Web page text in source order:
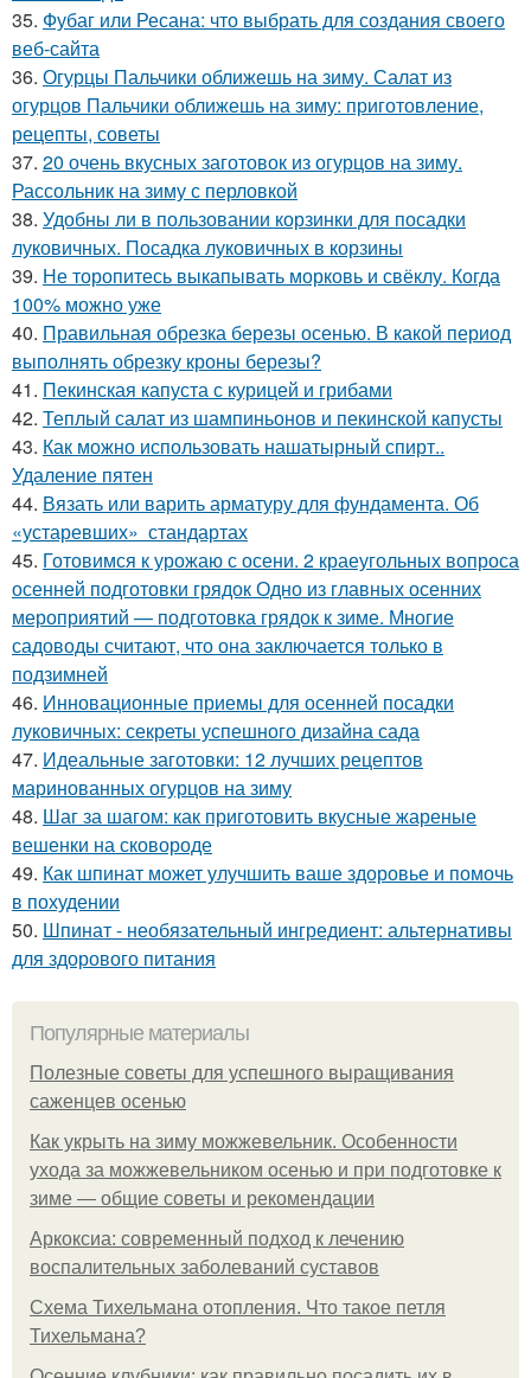
35. Фубаг или Ресана: что выбрать для создания своего
веб-сайта
36. Огурцы Пальчики оближешь на зиму. Салат из
огурцов Пальчики оближешь на зиму: приготовление,
рецепты, советы
37. 20 очень вкусных заготовок из огурцов на зиму.
Рассольник на зиму с перловкой
38. Удобны ли в пользовании корзинки для посадки
луковичных. Посадка луковичных в корзины
39. Не торопитесь выкапывать морковь и свёклу. Когда
100% можно уже
40. Правильная обрезка березы осенью. В какой период
выполнять обрезку кроны березы?
41. Пекинская капуста с курицей и грибами
42. Теплый салат из шампиньонов и пекинской капусты
43. Как можно использовать нашатырный спирт..
Удаление пятен
44. Вязать или варить арматуру для фундамента. Об
«устаревших» стандартах
45. Готовимся к урожаю с осени. 2 краеугольных вопроса
осенней подготовки грядок Одно из главных осенних
мероприятий — подготовка грядок к зиме. Многие
садоводы считают, что она заключается только в
подзимней
46. Инновационные приемы для осенней посадки
луковичных: секреты успешного дизайна сада
47. Идеальные заготовки: 12 лучших рецептов
маринованных огурцов на зиму
48. Шаг за шагом: как приготовить вкусные жареные
вешенки на сковороде
49. Как шпинат может улучшить ваше здоровье и помочь
в похудении
50. Шпинат - необязательный ингредиент: альтернативы
для здорового питания
Популярные материалы
Полезные советы для успешного выращивания
саженцев осенью
Как укрыть на зиму можжевельник. Особенности
ухода за можжевельником осенью и при подготовке к
зиме — общие советы и рекомендации
Аркоксиа: современный подход к лечению
воспалительных заболеваний суставов
Схема Тихельмана отопления. Что такое петля
Тихельмана?